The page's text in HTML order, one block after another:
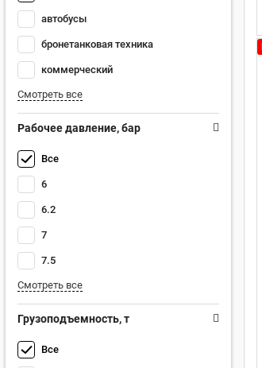
автобусы
бронетанковая техника
коммерческий
Смотреть все
Рабочее давление, бар
Все
6
6.2
7
7.5
Смотреть все
Грузоподъемность, т
Все